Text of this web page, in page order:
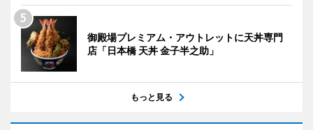
御殿場プレミアム・アウトレットに天丼専門
店「日本橋 天丼 金子半之助」
もっと見る